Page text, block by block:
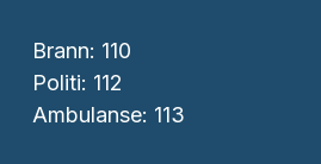
Brann: 110
Politi: 112
Ambulanse: 113